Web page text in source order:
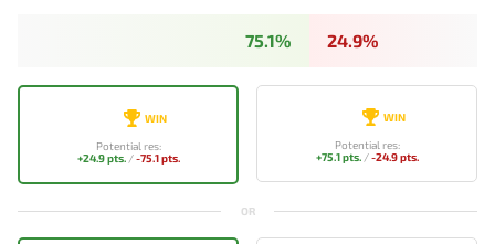
75.1% 24.9%
WIN
Potential res:
+24.9 pts./-75.1 pts.
WIN
Potential res:
+75.1 pts./-24.9 pts.
OR